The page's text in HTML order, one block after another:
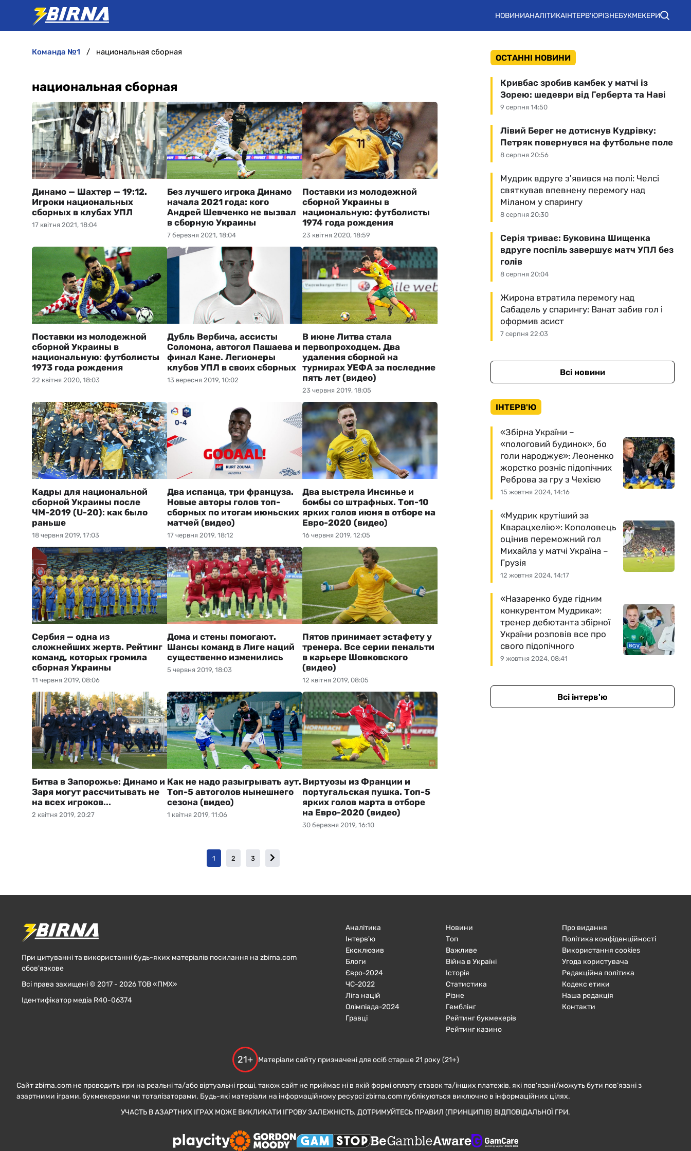
НОВИНИАНАЛІТИКАІНТЕРВ'ЮРІЗНЕБУКМЕКЕРИ
команда №1 национальная сборная
национальная сборная
17 квітня 2021, 18:04
Динамо — Шахтер — 19:12.
Игроки национальных
сборных в клубах УПЛ
7 березня 2021, 18:04
Без лучшего игрока Динамо
начала 2021 года: кого
Андрей Шевченко не вызвал
в сборную Украины
23 квітня 2020, 18:59
Поставки из молодежной
сборной Украины в
национальную: футболисты
1974 года рождения
22 квітня 2020, 18:03
Поставки из молодежной
сборной Украины в
национальную: футболисты
1973 года рождения
13 вересня 2019, 10:02
Дубль Вербича, ассисты
Соломона, автогол Пашаева и
финал Кане. Легионеры
клубов УПЛ в своих сборных
23 червня 2019, 18:05
В июне Литва стала
первопроходцем. Два
удаления сборной на
турнирах УЕФА за последние
пять лет (видео)
18 червня 2019, 17:03
Кадры для национальной
сборной Украины после
ЧМ-2019 (U-20): как было
раньше
17 червня 2019, 18:12
Два испанца, три француза.
Новые авторы голов топ-
сборных по итогам июньских
матчей (видео)
16 червня 2019, 12:05
Два выстрела Инсинье и
бомбы со штрафных. Топ-10
ярких голов июня в отборе на
Евро-2020 (видео)
11 червня 2019, 08:06
Сербия — одна из
сложнейших жертв. Рейтинг
команд, которых громила
сборная Украины
5 червня 2019, 18:03
Дома и стены помогают.
Шансы команд в Лиге наций
существенно изменились
12 квітня 2019, 08:05
Пятов принимает эстафету у
тренера. Все серии пенальти
в карьере Шовковского
(видео)
2 квітня 2019, 20:27
Битва в Запорожье: Динамо и
Заря могут рассчитывать не
на всех игроков...
1 квітня 2019, 11:06
Как не надо разыгрывать аут.
Топ-5 автоголов нынешнего
сезона (видео)
30 березня 2019, 16:10
Виртуозы из Франции и
португальская пушка. Топ-5
ярких голов марта в отборе
на Евро-2020 (видео)
1 2 3
ОСТАННІ НОВИНИ
9 серпня 14:50
Кривбас зробив камбек у матчі із
Зорею: шедеври від Герберта та Наві
8 серпня 20:56
Лівий Берег не дотиснув Кудрівку:
Петряк повернувся на футбольне поле
8 серпня 20:30
Мудрик вдруге з'явився на полі: Челсі
святкував впевнену перемогу над
Міланом у спарингу
8 серпня 20:04
Серія триває: Буковина Шищенка
вдруге поспіль завершує матч УПЛ без
голів
7 серпня 22:03
Жирона втратила перемогу над
Сабадель у спарингу: Ванат забив гол і
оформив асист
Всі новини
ІНТЕРВ'Ю
15 жовтня 2024, 14:16
«Збірна України –
«пологовий будинок», бо
голи народжує»: Леоненко
жорстко розніс підопічних
Реброва за гру з Чехією
12 жовтня 2024, 14:17
«Мудрик крутіший за
Кварацхелію»: Кополовець
оцінив переможний гол
Михайла у матчі Україна –
Грузія
9 жовтня 2024, 08:41
«Назаренко буде гідним
конкурентом Мудрика»:
тренер дебютанта збірної
України розповів все про
свого підопічного
Всі інтерв'ю
При цитуванні та використанні будь-яких матеріалів посилання на zbirna.com
обов'язкове
Всі права захищені © 2017 - 2026 ТОВ «ПМХ»
Ідентифікатор медіа R40-06374
Аналітика
Інтерв'ю
Ексклюзив
Блоги
Євро-2024
ЧC-2022
Ліга націй
Олімпіада-2024
Гравці
Новини
Топ
Важливе
Війна в Україні
Історія
Статистика
Різне
Гемблінг
Рейтинг букмекерів
Рейтинг казино
Про видання
Політика конфіденційності
Використання cookies
Угода користувача
Редакційна політика
Кодекс етики
Наша редакція
Контакти
21+ Матеріали сайту призначені для осіб старше 21 року (21+)
Сайт zbirna.com не проводить ігри на реальні та/або віртуальні гроші, також сайт не приймає ні в якій формі оплату ставок та/інших платежів, які пов’язані/можуть бути пов’язані з
азартними іграми, букмекерами чи тоталізаторами. Будь-які матеріали на інформаційному ресурсі zbirna.com публікуються виключно в інформаційних цілях.
УЧАСТЬ В АЗАРТНИХ ІГРАХ МОЖЕ ВИКЛИКАТИ ІГРОВУ ЗАЛЕЖНІСТЬ. ДОТРИМУЙТЕСЬ ПРАВИЛ (ПРИНЦИПІВ) ВІДПОВІДАЛЬНОЇ ГРИ.